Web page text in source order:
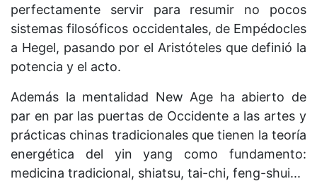
perfectamente servir para resumir no pocos
sistemas filosóficos occidentales, de Empédocles
a Hegel, pasando por el Aristóteles que definió la
potencia y el acto.
Además la mentalidad New Age ha abierto de
par en par las puertas de Occidente a las artes y
prácticas chinas tradicionales que tienen la teoría
energética del yin yang como fundamento:
medicina tradicional, shiatsu, tai-chi, feng-shui...